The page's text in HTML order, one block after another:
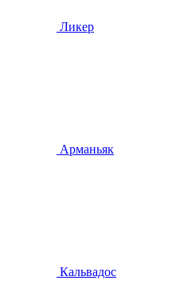
Ликер
Арманьяк
Кальвадос